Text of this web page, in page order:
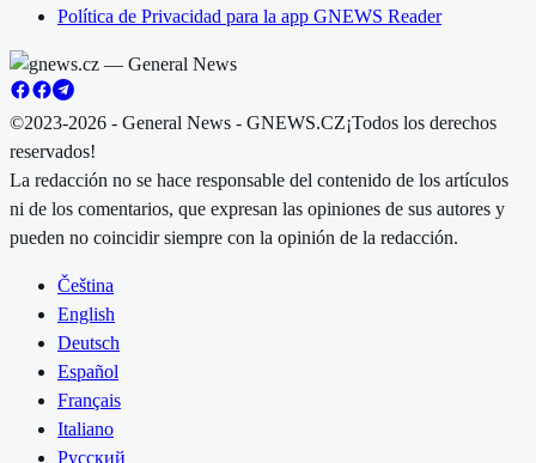
Política de Privacidad para la app GNEWS Reader
©2023-2026 - General News - GNEWS.CZ¡Todos los derechos
reservados!
La redacción no se hace responsable del contenido de los artículos
ni de los comentarios, que expresan las opiniones de sus autores y
pueden no coincidir siempre con la opinión de la redacción.
Čeština
English
Deutsch
Español
Français
Italiano
Русский